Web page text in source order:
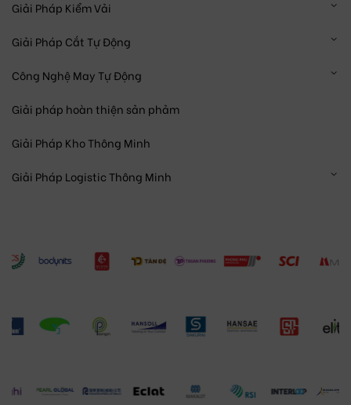
Giải Pháp Kiểm Vải
Giải Pháp Cắt Tự Động
Công Nghệ May Tự Động
Giải pháp hoàn thiện sản phảm
Giải Pháp Kho Thông Minh
Giải Pháp Logistic Thông Minh